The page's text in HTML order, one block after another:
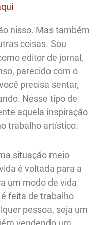
nisso. Mas também
coisas. Sou
editor de jornal,
parecido com o
precisa sentar,
Nesse tipo de
aquela inspiração
trabalho artístico.
situação meio
é voltada para a
um modo de vida
feita de trabalho
pessoa, seja um